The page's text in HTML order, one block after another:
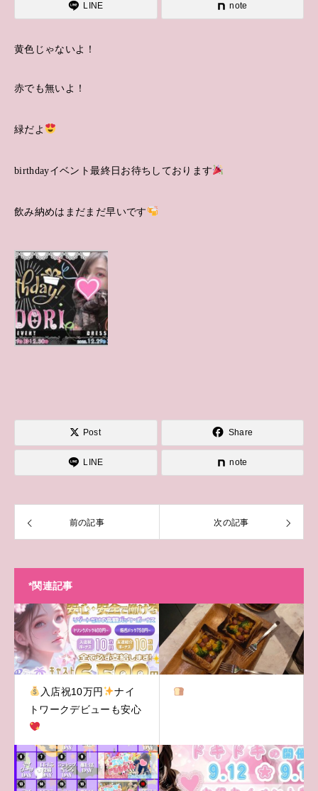
LINE note
黄色じゃないよ！
赤でも無いよ！
緑だよ
birthdayイベント最終日お待ちしております
飲み納めはまだまだ早いです
Post Share
LINE note
前の記事 次の記事
*関連記事
入店祝10万円
ナイ
トワークデビューも安心